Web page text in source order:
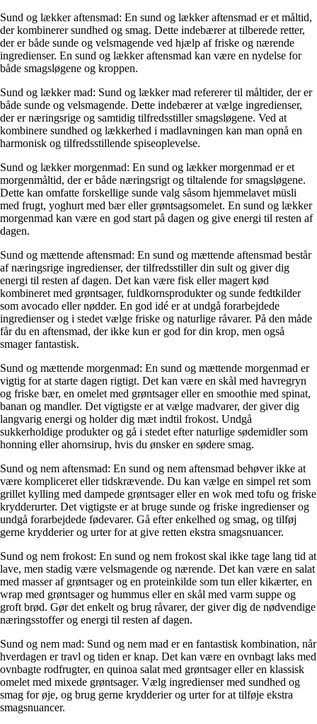
Sund og lækker aftensmad: En sund og lækker aftensmad er et måltid,
der kombinerer sundhed og smag. Dette indebærer at tilberede retter,
der er både sunde og velsmagende ved hjælp af friske og nærende
ingredienser. En sund og lækker aftensmad kan være en nydelse for
både smagsløgene og kroppen.
Sund og lækker mad: Sund og lækker mad refererer til måltider, der er
både sunde og velsmagende. Dette indebærer at vælge ingredienser,
der er næringsrige og samtidig tilfredsstiller smagsløgene. Ved at
kombinere sundhed og lækkerhed i madlavningen kan man opnå en
harmonisk og tilfredsstillende spiseoplevelse.
Sund og lækker morgenmad: En sund og lækker morgenmad er et
morgenmåltid, der er både næringsrigt og tiltalende for smagsløgene.
Dette kan omfatte forskellige sunde valg såsom hjemmelavet müsli
med frugt, yoghurt med bær eller grøntsagsomelet. En sund og lækker
morgenmad kan være en god start på dagen og give energi til resten af
dagen.
Sund og mættende aftensmad: En sund og mættende aftensmad består
af næringsrige ingredienser, der tilfredsstiller din sult og giver dig
energi til resten af dagen. Det kan være fisk eller magert kød
kombineret med grøntsager, fuldkornsprodukter og sunde fedtkilder
som avocado eller nødder. En god idé er at undgå forarbejdede
ingredienser og i stedet vælge friske og naturlige råvarer. På den måde
får du en aftensmad, der ikke kun er god for din krop, men også
smager fantastisk.
Sund og mættende morgenmad: En sund og mættende morgenmad er
vigtig for at starte dagen rigtigt. Det kan være en skål med havregryn
og friske bær, en omelet med grøntsager eller en smoothie med spinat,
banan og mandler. Det vigtigste er at vælge madvarer, der giver dig
langvarig energi og holder dig mæt indtil frokost. Undgå
sukkerholdige produkter og gå i stedet efter naturlige sødemidler som
honning eller ahornsirup, hvis du ønsker en sødere smag.
Sund og nem aftensmad: En sund og nem aftensmad behøver ikke at
være kompliceret eller tidskrævende. Du kan vælge en simpel ret som
grillet kylling med dampede grøntsager eller en wok med tofu og friske
krydderurter. Det vigtigste er at bruge sunde og friske ingredienser og
undgå forarbejdede fødevarer. Gå efter enkelhed og smag, og tilføj
gerne krydderier og urter for at give retten ekstra smagsnuancer.
Sund og nem frokost: En sund og nem frokost skal ikke tage lang tid at
lave, men stadig være velsmagende og nærende. Det kan være en salat
med masser af grøntsager og en proteinkilde som tun eller kikærter, en
wrap med grøntsager og hummus eller en skål med varm suppe og
groft brød. Gør det enkelt og brug råvarer, der giver dig de nødvendige
næringsstoffer og energi til resten af dagen.
Sund og nem mad: Sund og nem mad er en fantastisk kombination, når
hverdagen er travl og tiden er knap. Det kan være en ovnbagt laks med
ovnbagte rodfrugter, en quinoa salat med grøntsager eller en klassisk
omelet med mixede grøntsager. Vælg ingredienser med sundhed og
smag for øje, og brug gerne krydderier og urter for at tilføje ekstra
smagsnuancer.